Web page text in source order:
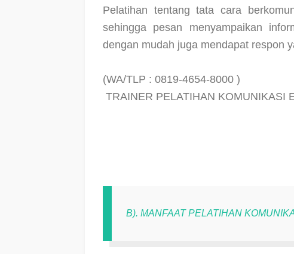
Pelatihan tentang tata cara
sehingga pesan menyampaikan
dengan mudah juga mendapat respon
(WA/TLP : 0819-4654-8000 )
TRAINER PELATIHAN KOMUNIKASI
B). MANFAAT PELATIHAN